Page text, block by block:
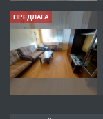
ПРЕДЛАГА